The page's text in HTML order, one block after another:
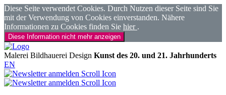
Diese Seite verwendet Cookies. Durch Nutzen dieser Seite sind Sie
mit der Verwendung von Cookies einverstanden. Nähere
Informationen zu Cookies finden Sie hier .
Diese Information nicht mehr anzeigen
Malerei Bildhauerei Design Kunst des 20. und 21. Jahrhunderts
EN